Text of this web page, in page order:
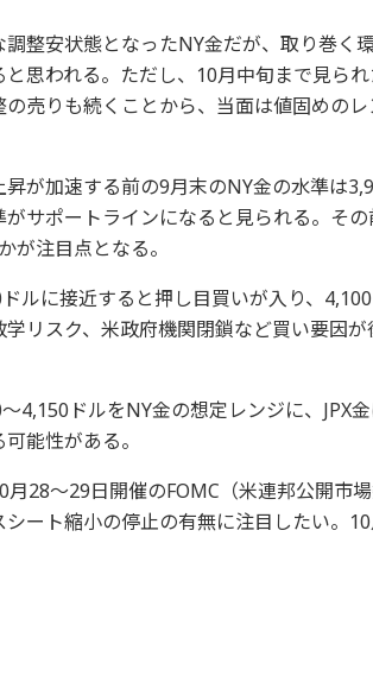
整安状態となったNY金だが、取り巻く
思われる。ただし、10月中旬まで見ら
売りも続くことから、当面は値固めの
が加速する前の9月末のNY金の水準は
サポートラインになると見られる。そ
が注目点となる。
ルに接近すると押し目買いが入り、
リスク、米政府機関閉鎖など買い要因
4,150ドルをNY金の想定レンジに、JPX
能性がある。
28～29日開催のFOMC（米連邦公開市
ート縮小の停止の有無に注目したい。